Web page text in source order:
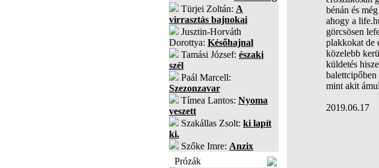
Türjei Zoltán: A
virrasztás bajnokai
Jusztin-Horváth
Dorottya: Későhajnal
Tamási József: északi
szél
Paál Marcell:
Szezonzavar
Tímea Lantos: Nyoma
veszett
Szakállas Zsolt: ki lapít
ki.
Szőke Imre: Anzix
Prózák
bénán és
ahogy a
görcsösen
plakkokat de
közelebb
küldetés
balettcipőben
mint akit
2019.06.17